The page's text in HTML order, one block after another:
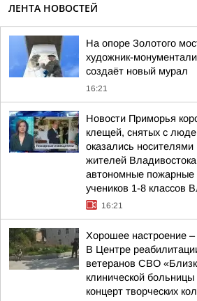
ЛЕНТА НОВОСТЕЙ
На опоре Золотого
художник-
создаёт новый мурал
16:21
Новости Приморья
клещей, снятых с
оказались
жителей
автономные
учеников 1-8 классов
16:21
Хорошее настроение –
В Центре
ветеранов СВО
клинической
концерт творческих